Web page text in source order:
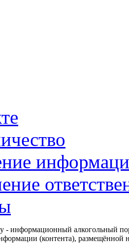
- информационный алкогольный
(контента), размещённой